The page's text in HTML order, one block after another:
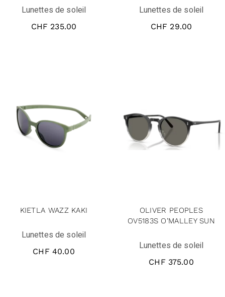
Lunettes de soleil
CHF 235.00
Lunettes de soleil
CHF 29.00
KIETLA WAZZ KAKI
Lunettes de soleil
CHF 40.00
OLIVER PEOPLES
OV5183S O’MALLEY SUN
Lunettes de soleil
CHF 375.00